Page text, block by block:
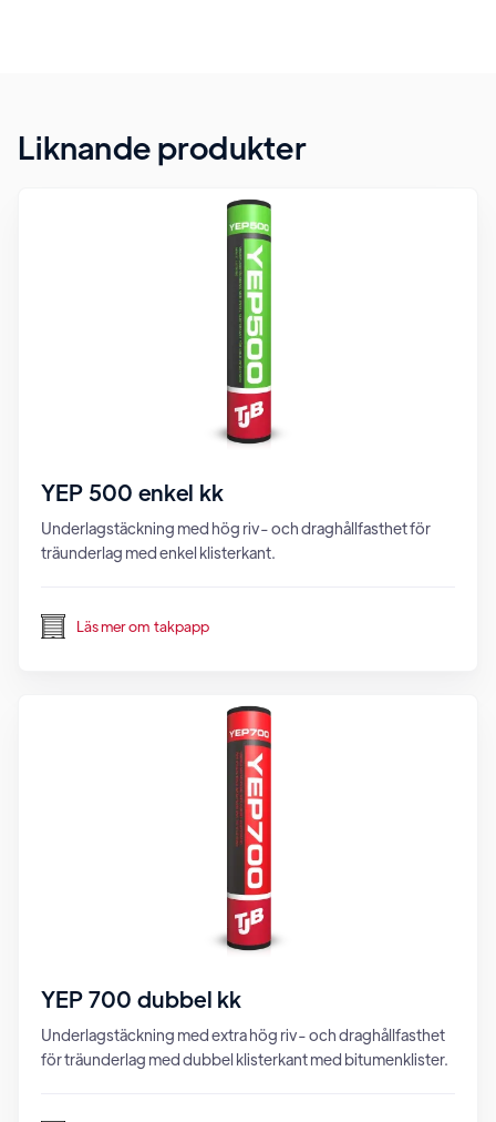
Liknande produkter
YEP 500 enkel kk
Underlagstäckning med hög riv- och draghållfasthet för
träunderlag med enkel klisterkant.
Läs mer om takpapp
YEP 700 dubbel kk
Underlagstäckning med extra hög riv- och draghållfasthet
för träunderlag med dubbel klisterkant med bitumenklister.